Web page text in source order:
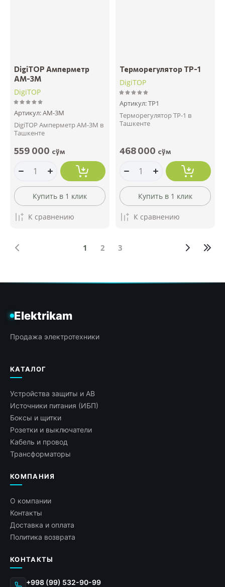
DigiTOP Амперметр
АM-3М
DigiTOP
Артикул:АM-3М
DigiTOP Амперметр АM-3М в
Ташкенте
559 000 сўм
Купить в 1 клик
К сравнению
Терморегулятор ТР-1
DigiTOP
Артикул:ТР1
Терморегулятор ТР-1 в
Ташкенте
468 000 сўм
Купить в 1 клик
К сравнению
1 2 3
Elektrikam
Продажа электротехники
КАТАЛОГ
Устройства защиты и АВ
Источники питания (ИБП)
Боксы и щитки
Розетки и выключатели
Кабель и провод
Трансформаторы
КОМПАНИЯ
О компании
Контакты
Доставка и оплата
Политика возврата
КОНТАКТЫ
+998 (99) 532-90-99